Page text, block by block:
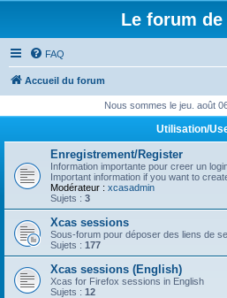
Le forum de
FAQ
Accueil du forum
Nous sommes le jeu. août
Utilisation/
Enregistrement/Register
Information importante pour creer un
Important information if you want to
Modérateur : xcasadmin
Sujets : 3
Xcas sessions
Sous-forum pour déposer des liens de
Sujets : 177
Xcas sessions (English)
Xcas for Firefox sessions in English
Sujets : 12